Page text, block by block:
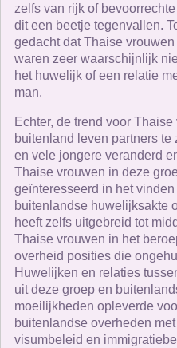
zelfs van rijk of
dit een beetje tegenvallen.
gedacht dat Thaise
waren zeer waarschijnlijk
het huwelijk of een relatie
man.
Echter, de trend voor
buitenland leven partners te
en vele jongere veranderd
Thaise vrouwen in deze
geïnteresseerd in het vinden
buitenlandse huwelijksakte
heeft zelfs uitgebreid tot
Thaise vrouwen in het
overheid posities die
Huwelijken en relaties
uit deze groep en
moeilijkheden opleverde
buitenlandse overheden
visumbeleid en